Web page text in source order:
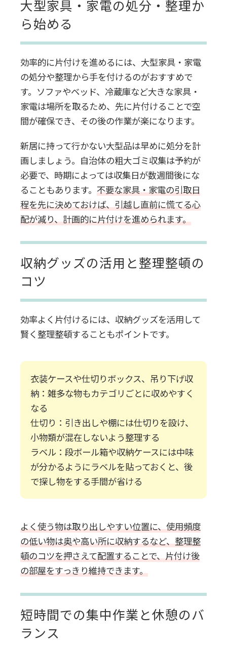
大型家具・家電の処分・整理か
ら始める
効率的に片付けを進めるには、大型家具・家電
の処分や整理から手を付けるのがおすすめで
す。ソファやベッド、冷蔵庫など大きな家具・
家電は場所を取るため、先に片付けることで空
間が確保でき、その後の作業が楽になります。
新居に持って行かない大型品は早めに処分を計
画しましょう。自治体の粗大ゴミ収集は予約が
必要で、時期によっては収集日が数週間後にな
ることもあります。 不要な家具・家電の引取日
程を先に決めておけば、引越し直前に慌てる心
配が減り、計画的に片付けを進められます。
収納グッズの活用と整理整頓の
コツ
効率よく片付けるには、収納グッズを活用して
賢く整理整頓することもポイントです。
衣装ケースや仕切りボックス、吊り下げ収
納：雑多な物もカテゴリごとに収めやすく
なる
仕切り：引き出しや棚には仕切りを設け、
小物類が混在しないよう整理する
ラベル：段ボール箱や収納ケースには中味
が分かるようにラベルを貼っておくと、後
で探し物をする手間が省ける
よく使う物は取り出しやすい位置に、使用頻度
の低い物は奥や高い所に収納するなど、整理整
頓のコツを押さえて配置することで、片付け後
の部屋をすっきり維持できます。
短時間での集中作業と休憩のバ
ランス